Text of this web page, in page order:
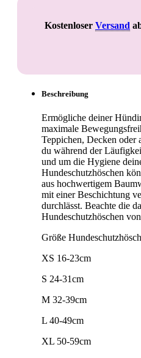
Kostenloser Versand
Beschreibung
Ermögliche deiner
maximale
Teppichen, Decken oder
du während der
und um die Hygiene
Hundeschutzhöschen
aus hochwertigem
mit einer Beschichtung
durchlässt. Beachte die
Hundeschutzhöschen
Größe
XS 16-23cm
S 24-31cm
M 32-39cm
L 40-49cm
XL 50-59cm